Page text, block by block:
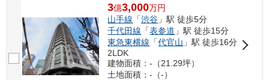
3億3,000万円
山手線 「渋谷 」駅 徒歩5分
千代田線 「表参道 」駅 徒歩15分
東急東横線 「代官山 」駅 徒歩16分
2LDK
建物面積：-（21.29坪）
土地面積：-（-）